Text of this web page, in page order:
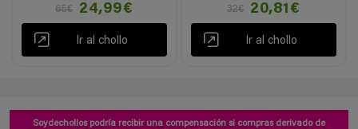
65€
24,99€
Ir al chollo
32€
20,81€
Ir al chollo
Soydechollos podría recibir una compensación si compras derivado de